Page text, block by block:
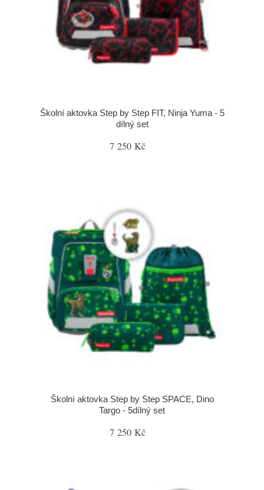
Školní aktovka Step by Step FIT, Ninja Yuma - 5
dílný set
7 250 Kč
Školní aktovka Step by Step SPACE, Dino
Targo - 5dílný set
7 250 Kč